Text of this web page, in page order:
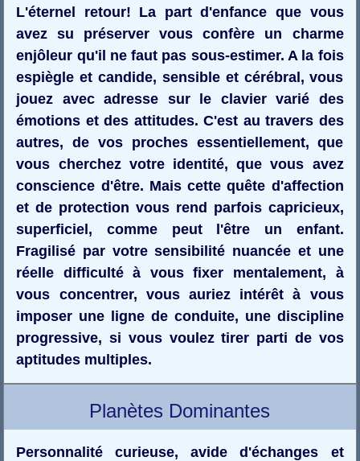
L'éternel retour! La part d'enfance que vous
avez su préserver vous confère un charme
enjôleur qu'il ne faut pas sous-estimer. A la fois
espiègle et candide, sensible et cérébral, vous
jouez avec adresse sur le clavier varié des
émotions et des attitudes. C'est au travers des
autres, de vos proches essentiellement, que
vous cherchez votre identité, que vous avez
conscience d'être. Mais cette quête d'affection
et de protection vous rend parfois capricieux,
superficiel, comme peut l'être un enfant.
Fragilisé par votre sensibilité nuancée et une
réelle difficulté à vous fixer mentalement, à
vous concentrer, vous auriez intérêt à vous
imposer une ligne de conduite, une discipline
progressive, si vous voulez tirer parti de vos
aptitudes multiples.
Planètes Dominantes
Personnalité curieuse, avide d'échanges et